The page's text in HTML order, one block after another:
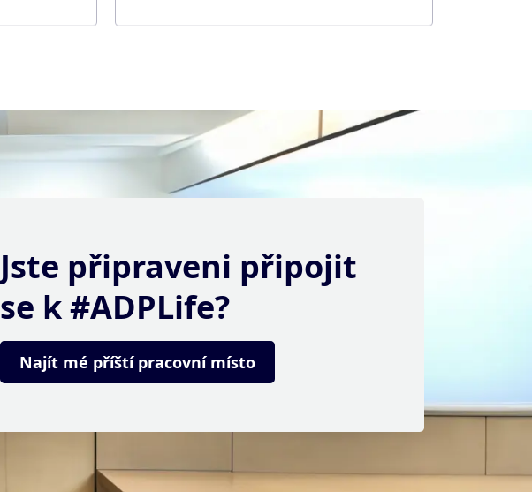
Jste připraveni připojit
se k #ADPLife?
Najít mé příští pracovní místo